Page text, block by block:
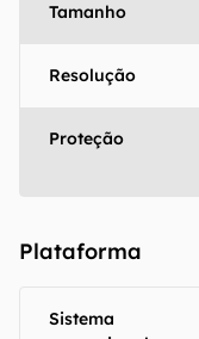
Tamanho
Resolução
Proteção
Plataforma
Sistema
O Canaltech
encontrar e
técnicas,